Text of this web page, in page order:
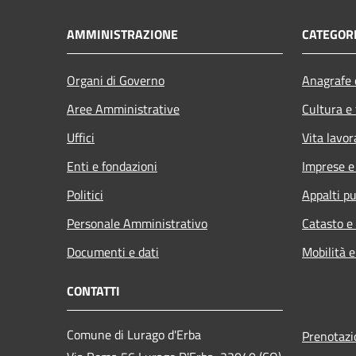
AMMINISTRAZIONE
Organi di Governo
Aree Amministrative
Uffici
Enti e fondazioni
Politici
Personale Amministrativo
Documenti e dati
Cultura
Vita
Imprese
Appalti
Catasto
Mobilità
CONTATTI
Comune di Lurago d'Erba